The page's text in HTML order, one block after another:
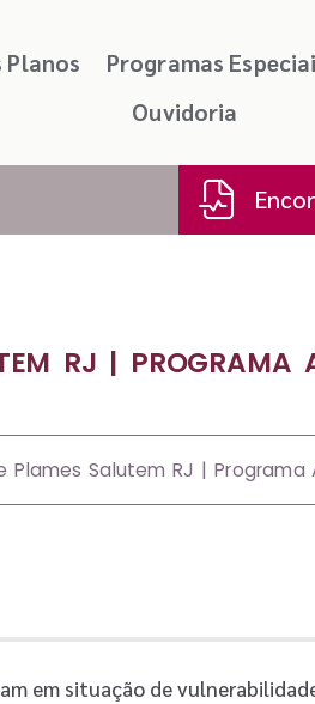
Planos Programas
Ouvidoria
RJ | PROGRAMA
Plames Salutem RJ | Programa
em situação de